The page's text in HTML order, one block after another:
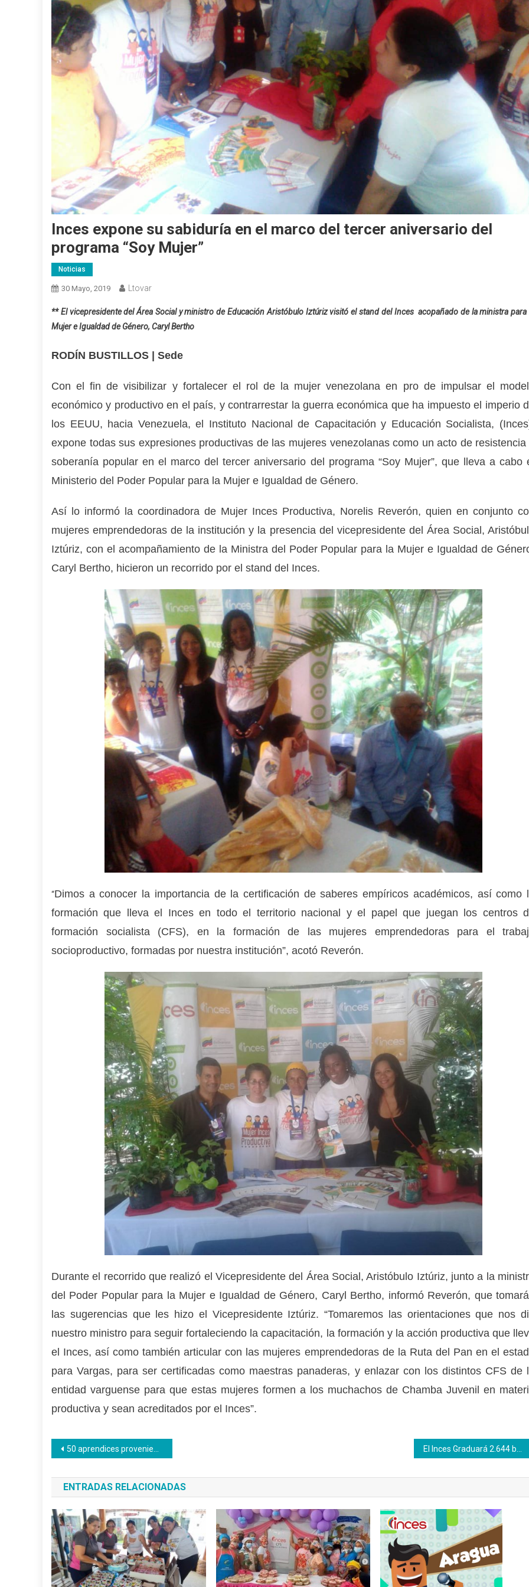
Inces expone su sabiduría en el marco del tercer aniversario del
programa “Soy Mujer”
Noticias
30 Mayo, 2019 Ltovar
** El vicepresidente del Área Social y ministro de Educación Aristóbulo Iztúriz visitó el stand del Inces acopañado de la ministra para
Mujer e Igualdad de Género, Caryl Bertho
RODÍN BUSTILLOS | Sede
Con el fin de visibilizar y fortalecer el rol de la mujer venezolana en pro de impulsar el
económico y productivo en el país, y contrarrestar la guerra económica que ha impuesto el imperio
los EEUU, hacia Venezuela, el Instituto Nacional de Capacitación y Educación Socialista,
expone todas sus expresiones productivas de las mujeres venezolanas como un acto de resistencia
soberanía popular en el marco del tercer aniversario del programa “Soy Mujer”, que lleva a cabo
Ministerio del Poder Popular para la Mujer e Igualdad de Género.
Así lo informó la coordinadora de Mujer Inces Productiva, Norelis Reverón, quien en conjunto
mujeres emprendedoras de la institución y la presencia del vicepresidente del Área Social,
Iztúriz, con el acompañamiento de la Ministra del Poder Popular para la Mujer e Igualdad de
Caryl Bertho, hicieron un recorrido por el stand del Inces.
“Dimos a conocer la importancia de la certificación de saberes empíricos académicos, así como
formación que lleva el Inces en todo el territorio nacional y el papel que juegan los centros
formación socialista (CFS), en la formación de las mujeres emprendedoras para el
socioproductivo, formadas por nuestra institución”, acotó Reverón.
Durante el recorrido que realizó el Vicepresidente del Área Social, Aristóbulo Iztúriz, junto a la
del Poder Popular para la Mujer e Igualdad de Género, Caryl Bertho, informó Reverón, que
las sugerencias que les hizo el Vicepresidente Iztúriz. “Tomaremos las orientaciones que nos
nuestro ministro para seguir fortaleciendo la capacitación, la formación y la acción productiva que
el Inces, así como también articular con las mujeres emprendedoras de la Ruta del Pan en el
para Vargas, para ser certificadas como maestras panaderas, y enlazar con los distintos CFS de
entidad varguense para que estas mujeres formen a los muchachos de Chamba Juvenil en
productiva y sean acreditados por el Inces”.
Navegación
de
entradas
50 aprendices provenientes de la Gran Misión Chamba Juvenil se incorporan al PNA El Inces Graduará 2.644 bachilleres con perfil productivo
ENTRADAS RELACIONADAS